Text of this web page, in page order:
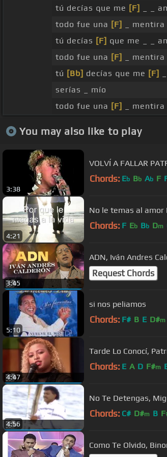
tú decías que me [F] _ _
todo fue una [F] _
tú decías [F] que me _ _
todo fue una [F] _ mentira
tú [Bb] decías que me [F]
serías _ mío
todo fue una [F] _
You may also like to play
3:38
VOLVÍ A FALLAR
Chords: Eb Bb Ab F
4:21
No le temas al amor
Chords: F Eb Bb Dm
3:45
ADN, Iván Andres
Request Chords
5:10
si nos peliamos
Chords: F# B E D#m
4:47
Tarde Lo Conocí,
Chords: E A D F#m
4:56
No Te Detengas,
Chords: C# D#m B
Como Te Olvido,